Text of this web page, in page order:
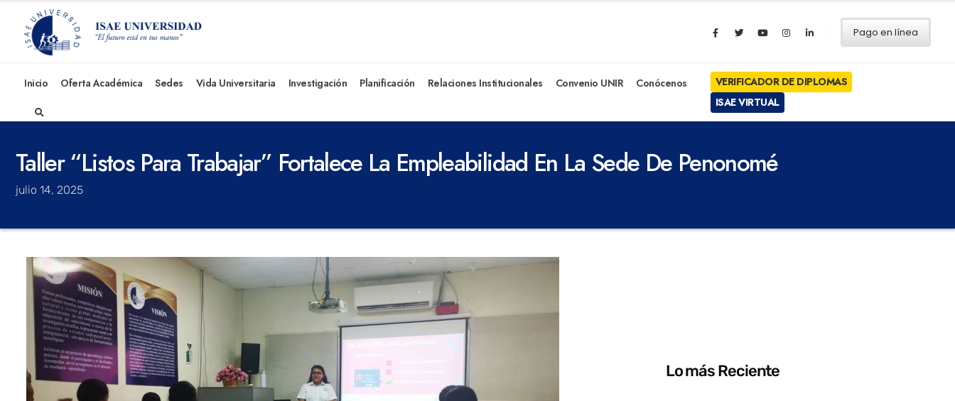
Pago en línea
Inicio Oferta Académica Sedes Vida Universitaria Investigación Planificación Relaciones Institucionales Convenio UNIR Conócenos
VERIFICADOR DE DIPLOMAS
ISAE VIRTUAL
Taller “Listos Para Trabajar” Fortalece La Empleabilidad En La Sede De Penonomé
julio 14, 2025
Lo más Reciente